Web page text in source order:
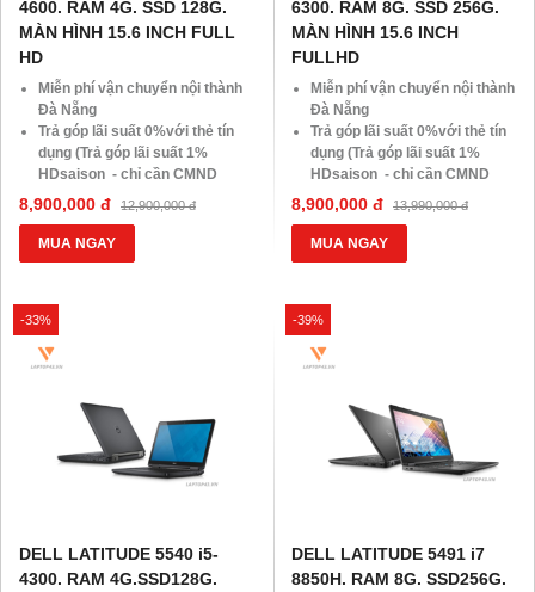
4600. RAM 4G. SSD 128G.
MÀN HÌNH 15.6 INCH FULL
HD
Miễn phí vận chuyển nội thành
Đà Nẵng
Trả góp lãi suất 0%với thẻ tín
dụng (Trả góp lãi suất 1%
HDsaison - chỉ cần CMND
BLX hoặc hộ khẩu gốc )
Giảm 20%khi nâng cấp Ram-
SSD
Giảm giá trực tiếp đối với
10.000 Voucher Giảm
Giá 500.000đ
8,900,000 đ 12,900,000 đ
MUA NGAY
6300. RAM 8G. SSD 256G.
MÀN HÌNH 15.6 INCH
FULLHD
Miễn phí vận chuyển nội thành
Đà Nẵng
Trả góp lãi suất 0%với thẻ tín
dụng (Trả góp lãi suất 1%
HDsaison - chỉ cần CMND
BLX hoặc hộ khẩu gốc )
Giảm 20%khi nâng cấp Ram-
SSD
Giảm giá trực tiếp đối với
10.000 Voucher Giảm
Giá 500.000đ
8,900,000 đ 13,990,000 đ
MUA NGAY
-33%
DELL LATITUDE 5540 i5-
4300. RAM 4G.SSD128G.
-39%
DELL LATITUDE 5491 i7
8850H. RAM 8G. SSD256G.